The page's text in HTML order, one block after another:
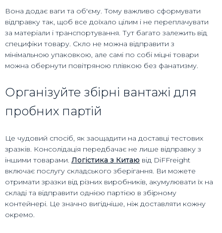
Вона додає ваги та об'єму. Тому важливо сформувати
відправку так, щоб все доїхало цілим і не переплачувати
за матеріали і транспортування. Тут багато залежить від
специфіки товару. Скло не можна відправити з
мінімальною упаковкою, але самі по собі міцні товари
можна обернути повітряною плівкою без фанатизму.
Організуйте збірні вантажі для
пробних партій
Це чудовий спосіб, як заощадити на доставці тестових
зразків. Консолідація передбачає не лише відправку з
іншими товарами. Логістика з Китаю від DiFFreight
включає послугу складського зберігання. Ви можете
отримати зразки від різних виробників, акумулювати їх на
складі та відправити однією партією в збірному
контейнері. Це значно вигідніше, ніж доставляти кожну
окремо.